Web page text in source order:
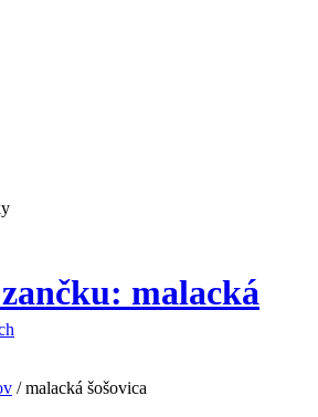
malacká
/ malacká šošovica